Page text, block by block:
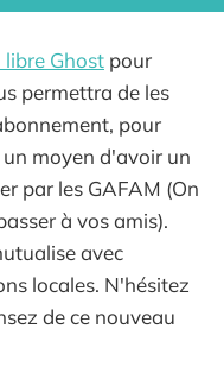
libre Ghost pour
permettra de les
pour
moyen d'avoir un
par les GAFAM (On
à vos amis).
avec
locales. N'hésitez
de ce nouveau